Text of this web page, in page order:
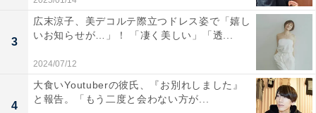
3
広末涼子、美デコルテ際立つドレス姿で「嬉し
いお知らせが…」！ 「凄く美しい」「透...
2024/07/12
4
大食いYoutuberの彼氏、『お別れしました』
と報告。「もう二度と会わない方が...